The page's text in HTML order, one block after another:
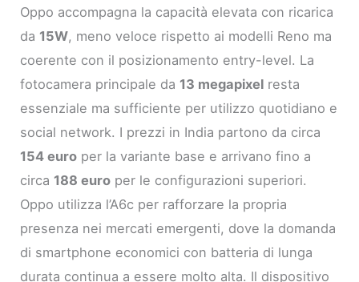
Oppo accompagna la capacità elevata con ricarica
da 15W, meno veloce rispetto ai modelli Reno ma
coerente con il posizionamento entry-level. La
fotocamera principale da 13 megapixel resta
essenziale ma sufficiente per utilizzo quotidiano e
social network. I prezzi in India partono da circa
154 euro per la variante base e arrivano fino a
circa 188 euro per le configurazioni superiori.
Oppo utilizza l’A6c per rafforzare la propria
presenza nei mercati emergenti, dove la domanda
di smartphone economici con batteria di lunga
durata continua a essere molto alta. Il dispositivo